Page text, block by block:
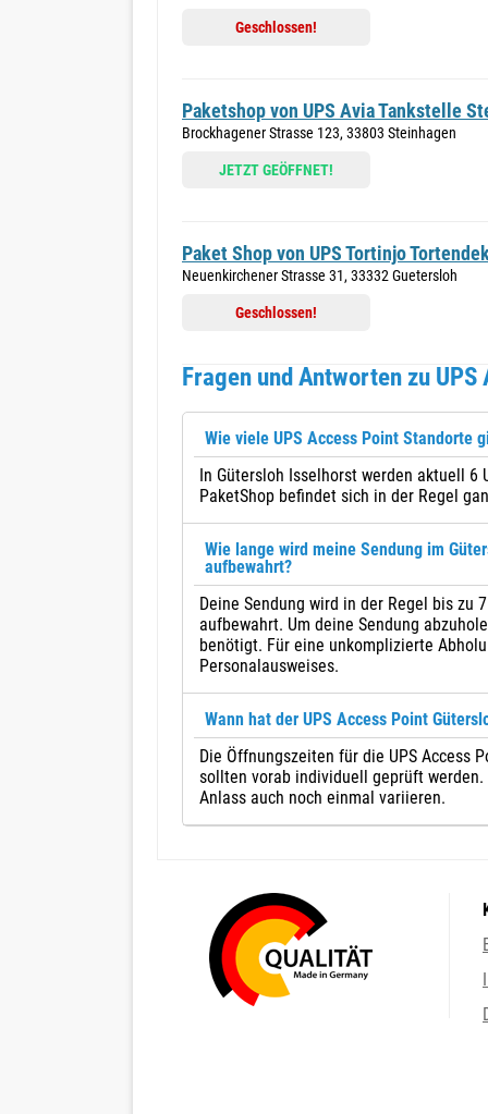
Geschlossen!
Paketshop von UPS Avia Tankstelle
Brockhagener Strasse 123, 33803 Steinhagen
JETZT GEÖFFNET!
Paket Shop von UPS Tortinjo
Neuenkirchener Strasse 31, 33332 Guetersloh
Geschlossen!
Fragen und Antworten zu
Wie viele UPS Access Point Standorte
In Gütersloh Isselhorst werden aktuell 6
PaketShop befindet sich in der Regel
Wie lange wird meine Sendung im
aufbewahrt?
Deine Sendung wird in der Regel bis zu
aufbewahrt. Um deine Sendung
benötigt. Für eine unkomplizierte
Personalausweises.
Wann hat der UPS Access Point
Die Öffnungszeiten für die UPS Access
sollten vorab individuell geprüft
Anlass auch noch einmal variieren.